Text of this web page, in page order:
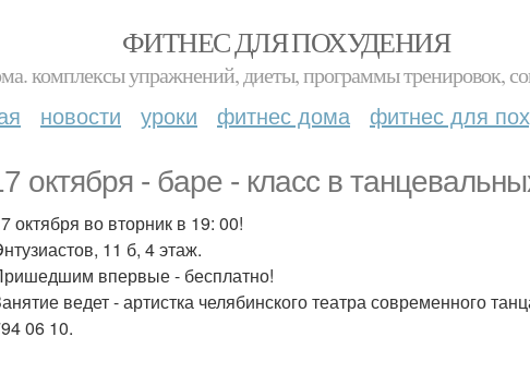
ФИТНЕС ДЛЯ ПОХУДЕНИЯ
комплексы упражнений, диеты, программы тренировок,
новости уроки фитнес дома фитнес для
октября - бaре - класс в
октября во вторник в 19: 00!
11 б, 4 этаж.
впервые - бесплатно!
ведет - артистка челябинского театра современного
06 10.